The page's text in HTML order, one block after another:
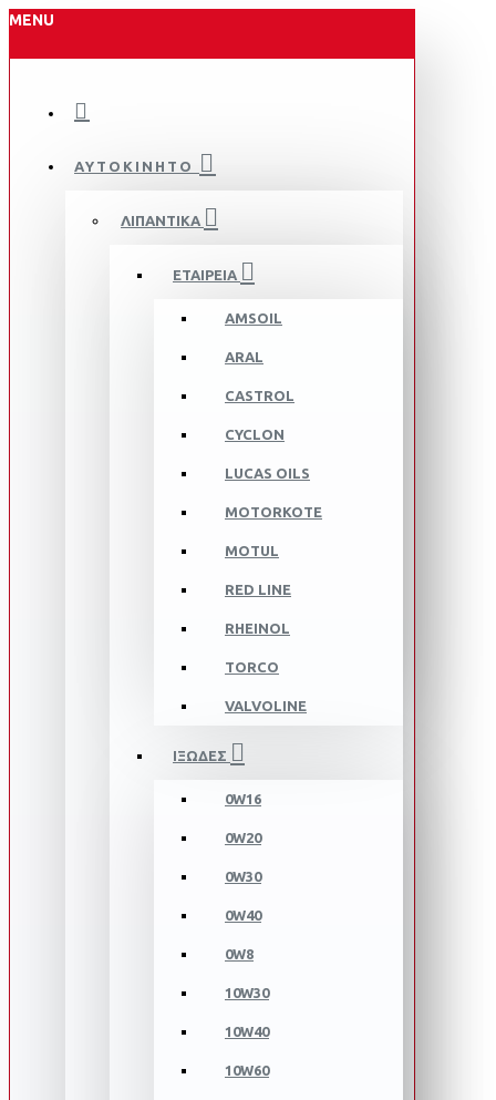
MENU
ΑΥΤΟΚΙΝΗΤΟ
ΛΙΠΑΝΤΙΚΑ
ΕΤΑΙΡΕΙΑ
AMSOIL
ARAL
CASTROL
CYCLON
LUCAS OILS
MOTORKOTE
MOTUL
RED LINE
RHEINOL
TORCO
VALVOLINE
ΙΞΩΔΕΣ
0W16
0W20
0W30
0W40
0W8
10W30
10W40
10W60